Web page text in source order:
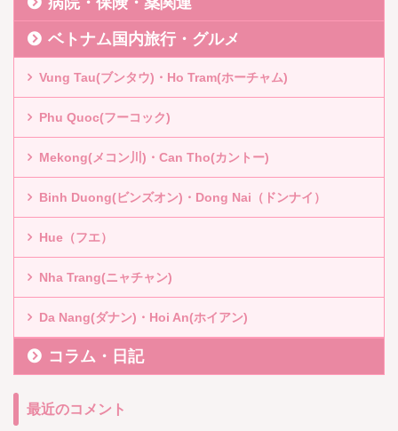
ベトナム国内旅行・グルメ
Vung Tau(ブンタウ)・Ho Tram(ホーチャム)
Phu Quoc(フーコック)
Mekong(メコン川)・Can Tho(カントー)
Binh Duong(ビンズオン)・Dong Nai（ドンナイ）
Hue（フエ）
Nha Trang(ニャチャン)
Da Nang(ダナン)・Hoi An(ホイアン)
コラム・日記
最近のコメント